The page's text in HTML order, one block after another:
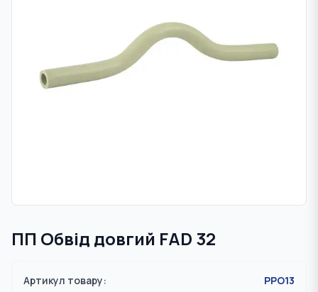
ПП Обвід довгий FAD 32
Артикул товару: PPO13